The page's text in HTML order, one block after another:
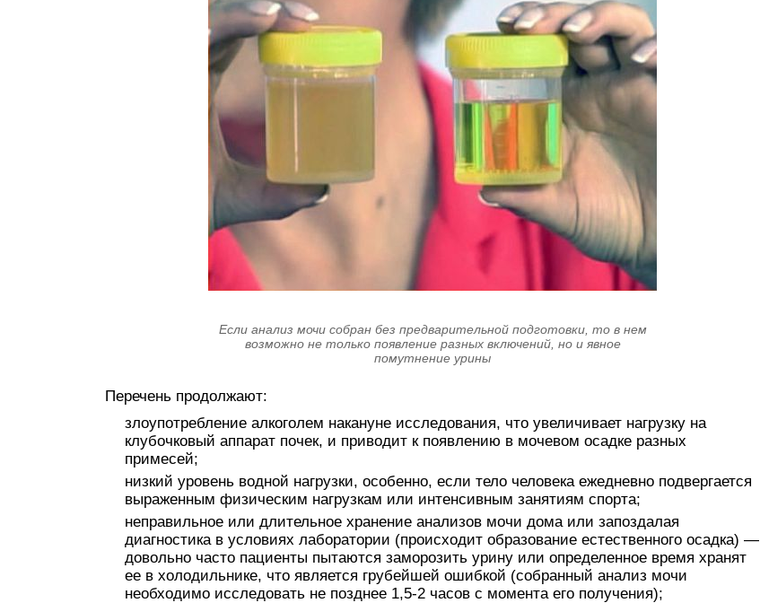
Если анализ мочи собран без предварительной подготовки, то в нем
возможно не только появление разных включений, но и явное
помутнение урины
Перечень продолжают:
злоупотребление алкоголем накануне исследования, что увеличивает нагрузку на
клубочковый аппарат почек, и приводит к появлению в мочевом осадке разных
примесей;
низкий уровень водной нагрузки, особенно, если тело человека ежедневно подвергается
выраженным физическим нагрузкам или интенсивным занятиям спорта;
неправильное или длительное хранение анализов мочи дома или запоздалая
диагностика в условиях лаборатории (происходит образование естественного осадка) —
довольно часто пациенты пытаются заморозить урину или определенное время хранят
ее в холодильнике, что является грубейшей ошибкой (собранный анализ мочи
необходимо исследовать не позднее 1,5-2 часов с момента его получения);